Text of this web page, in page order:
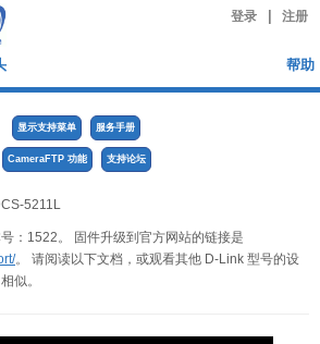
登录 注册
帮助
显示支持菜单 服务手册
CameraFTP 功能 支持论坛
5211L
：1522。 固件升级到官方网站的链接是
。 请阅读以下文档，或观看其他 D-Link 型号的设
似。